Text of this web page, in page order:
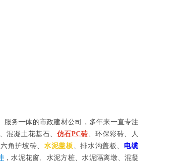
一体的市政建材公司，多年来一直专注于水
混凝土花基石、 仿石PC砖、环保彩砖、人行道
角护坡砖、水泥盖板、排水沟盖板、 电缆沟盖
，水泥花窗、水泥方桩、水泥隔离墩、混凝土防